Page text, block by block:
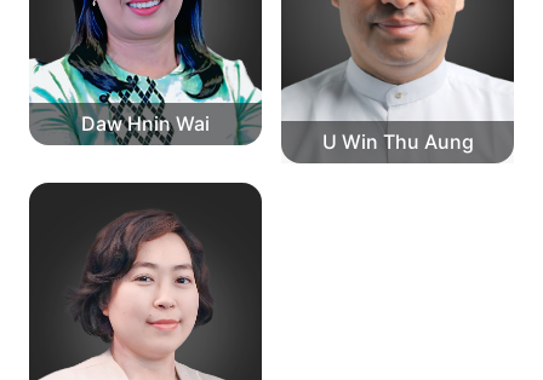
Daw Hnin Wai
U Win Thu Aung